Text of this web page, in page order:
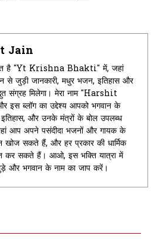
Jain
है "Yt Krishna Bhakti" में, जहां
से जुड़ी जानकारी, मधुर भजन, इतिहास और
संग्रह मिलेगा। मेरा नाम "Harshit
ब्लॉग का उद्देश्य आपको भगवान के
और उनके मंत्रों के बोल उपलब्ध
आप अपने पसंदीदा भजनों और गायक के
सकते हैं, और हर प्रकार की धार्मिक
कर सकते हैं। आओ, इस भक्ति यात्रा में
और भगवान के नाम का जाप करें।